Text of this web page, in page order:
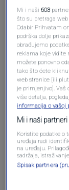
Mi i naši603
što su pretraga
Odabir Prihvatam
podrška dolje
obrađujemo
reklama koje vidite
možete ponovno
tako što ćete
web stranice [ili
je primjenjivo]. Vaš
više detalja,
informacija o vašoj
Mi i naši
Koristite podatke o
uređaja radi
na uređaju.
sadržaja,
Spisak partnera